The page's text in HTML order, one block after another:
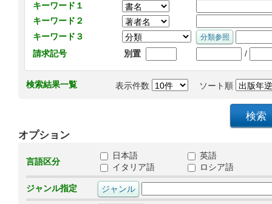
キーワード１
キーワード２
キーワード３
請求記号
別置 /
検索結果一覧 表示件数 ソート順
オプション
言語区分
日本語
英語
イタリア語
ロシア語
ジャンル指定